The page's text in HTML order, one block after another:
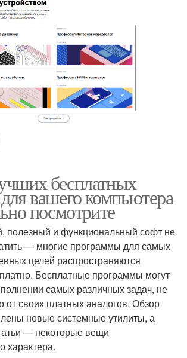
бесплатных
вашего компьютера
посмотрите
полезный и функциональный софт не
— многие программы для самых
целей распространяются
Бесплатные программы могут
самых различных задач, не
от своих платных аналогов. Обзор
новые системные утилиты, а
— некоторые вещи
характера.